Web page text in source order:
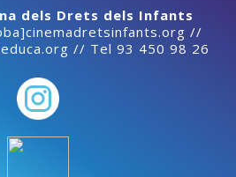
dels Drets dels Infants
//
// Tel 93 450 98 26